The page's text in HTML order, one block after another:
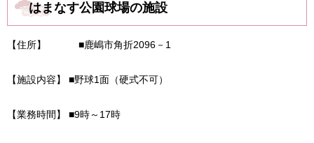
はまなす公園球場の施設
【住所】 ■鹿嶋市角折2096－1
【施設内容】 ■野球1面（硬式不可）
【業務時間】 ■9時～17時